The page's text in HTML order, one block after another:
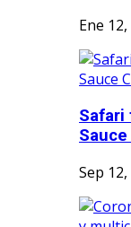
Ene
Safari
Sep